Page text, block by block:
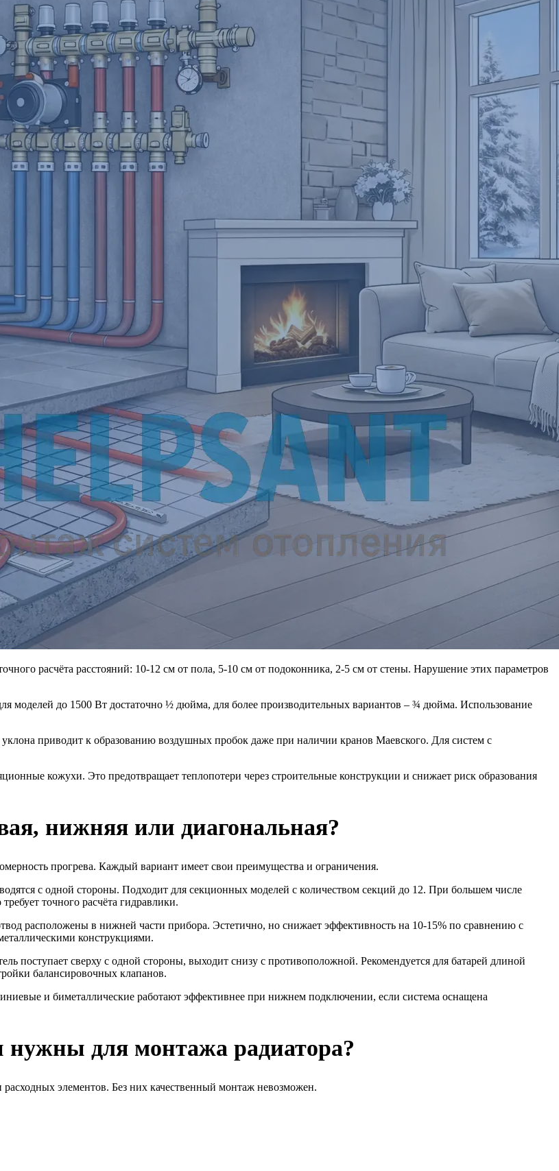
расчёта расстояний: 10-12 см от пола, 5-10 см от подоконника, 2-5 см от стены. Нарушение этих параметров
моделей до 1500 Вт достаточно ½ дюйма, для более производительных вариантов – ¾ дюйма. Использование
приводит к образованию воздушных пробок даже при наличии кранов Маевского. Для систем с
кожухи. Это предотвращает теплопотери через строительные конструкции и снижает риск образования
нижняя или диагональная?
прогрева. Каждый вариант имеет свои преимущества и ограничения.
с одной стороны. Подходит для секционных моделей с количеством секций до 12. При большем числе
точного расчёта гидравлики.
расположены в нижней части прибора. Эстетично, но снижает эффективность на 10-15% по сравнению с
конструкциями.
поступает сверху с одной стороны, выходит снизу с противоположной. Рекомендуется для батарей длиной
балансировочных клапанов.
и биметаллические работают эффективнее при нижнем подключении, если система оснащена
для монтажа радиатора?
расходных элементов. Без них качественный монтаж невозможен.